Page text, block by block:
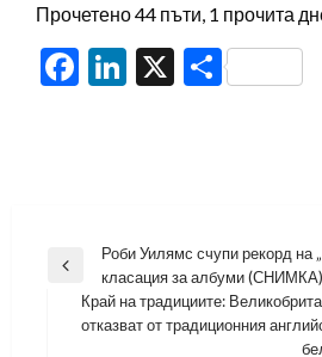
Прочетено 44 пъти, 1 прочита
Facebook
LinkedIn
X Share
Навигация
Previous
Роби Уилямс счупи рекорд на
класация за албуми (СНИМКА)
Next
Край на традициите:
отказват от традиционния